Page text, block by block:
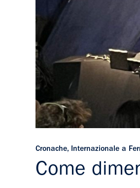
Cronache, Internazionale a
Come